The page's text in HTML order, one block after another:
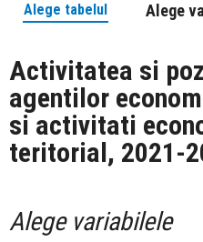
Alege tabelul Alege
Activitatea si
agentilor
si activitati
teritorial, 2021-
Alege variabilele